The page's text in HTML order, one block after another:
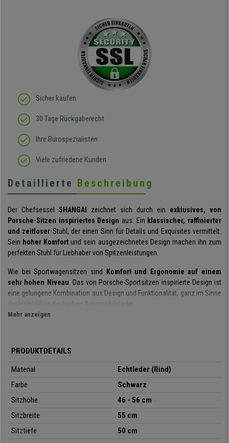
Sicher kaufen
30 Tage Rückgaberecht
Ihre Bürospezialisten
Viele zufriedene Kunden
Detaillierte Beschreibung
Der Chefsessel SHANGAI zeichnet sich durch ein exklusives, von
Porsche-Sitzen inspiriertes Design aus. Ein klassischer, raffinierter
und zeitloser Stuhl, der einen Sinn für Details und Exquisites vermittelt.
Sein hoher Komfort und sein ausgezeichnetes Design machen ihn zum
perfekten Stuhl für Liebhaber von Spitzenleistungen.
Wie bei Sportwagensitzen sind
Komfort und Ergonomie auf einem
sehr hohen Niveau. Das von Porsche-Sportsitzen inspirierte Design ist
eine gelungene Kombination aus Design und Funktionalität, ganz im Sinne
der legendären deutschen Automobilmarke.
längerem Sitzen eine
unteren Rücken und die Oberschenkel perfekt stützen.
Der Sessel verfügt über einen Wippmechanismus mit 4 Positionen
einstellbarer Intensität. Dies ist eine sehr komfortable und vielseitige
bietet, sich zurückzulehnen und ein paar Momente der Entspannung zu
genießen. Der maximale
Neigungswinkel beträgt 125º Grad
Mehr anzeigen
PRODUKTDETAILS
Material
Echtleder (Rind)
Farbe
Schwarz
Sitzhöhe
46 - 56 cm
Sitzbreite
55 cm
Sitztiefe
50 cm